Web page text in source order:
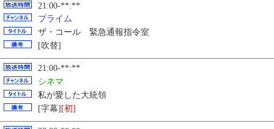
21:00-**:**
プライム
ザ・コール 緊急通報指令室
[吹替]
21:00-**:**
シネマ
私が愛した大統領
[字幕] [初]